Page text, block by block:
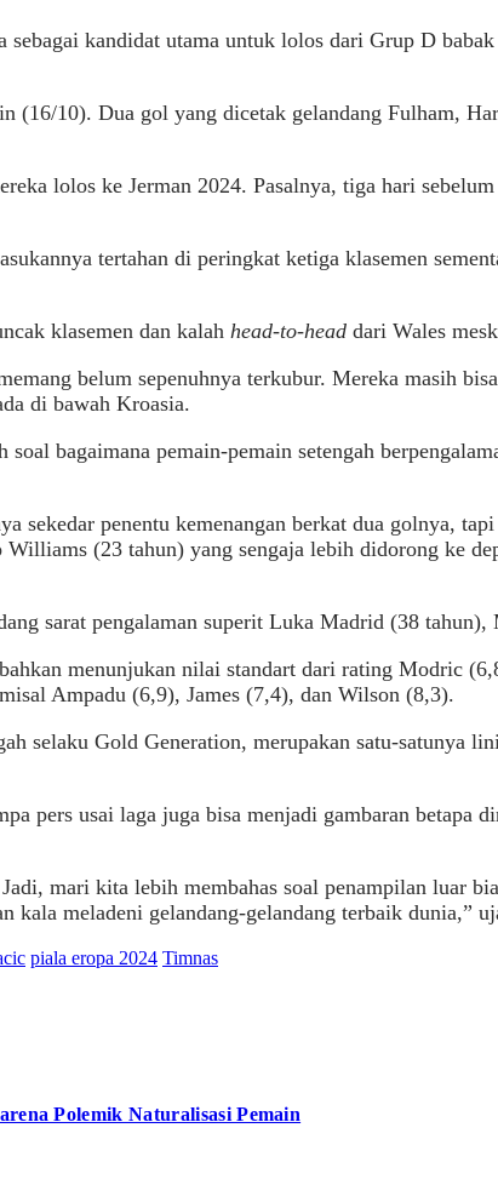
kandidat utama untuk lolos dari Grup D
(16/10). Dua gol yang dicetak gelandang Fulham,
lolos ke Jerman 2024. Pasalnya, tiga hari
tertahan di peringkat ketiga klasemen
klasemen dan kalah head-to-head dari Wales
belum sepenuhnya terkubur. Mereka masih
di bawah Kroasia.
bagaimana pemain-pemain setengah
sekedar penentu kemenangan berkat dua golnya,
(23 tahun) yang sengaja lebih didorong ke
sarat pengalaman superit Luka Madrid (38
bahkan menunjukan nilai standart dari rating Modric
Ampadu (6,9), James (7,4), dan Wilson (8,3).
selaku Gold Generation, merupakan satu-satunya
pers usai laga juga bisa menjadi gambaran betapa
mari kita lebih membahas soal penampilan luar
kala meladeni gelandang-gelandang terbaik dunia,”
piala eropa 2024 Timnas
Polemik Naturalisasi Pemain